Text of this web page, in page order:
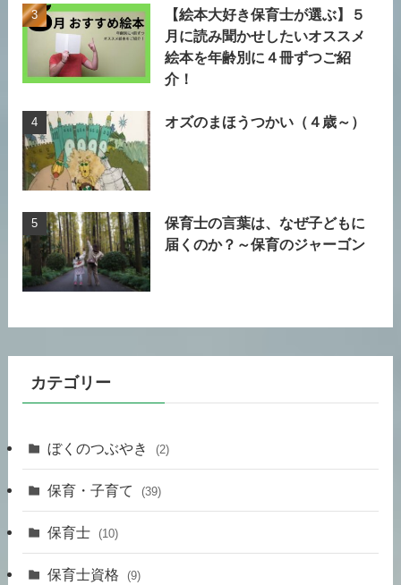
【絵本大好き保育士が選ぶ】５
月に読み聞かせしたいオススメ
絵本を年齢別に４冊ずつご紹
介！
オズのまほうつかい（４歳～）
保育士の言葉は、なぜ子どもに
届くのか？～保育のジャーゴン
カテゴリー
ぼくのつぶやき (2)
保育・子育て (39)
保育士 (10)
保育士資格 (9)